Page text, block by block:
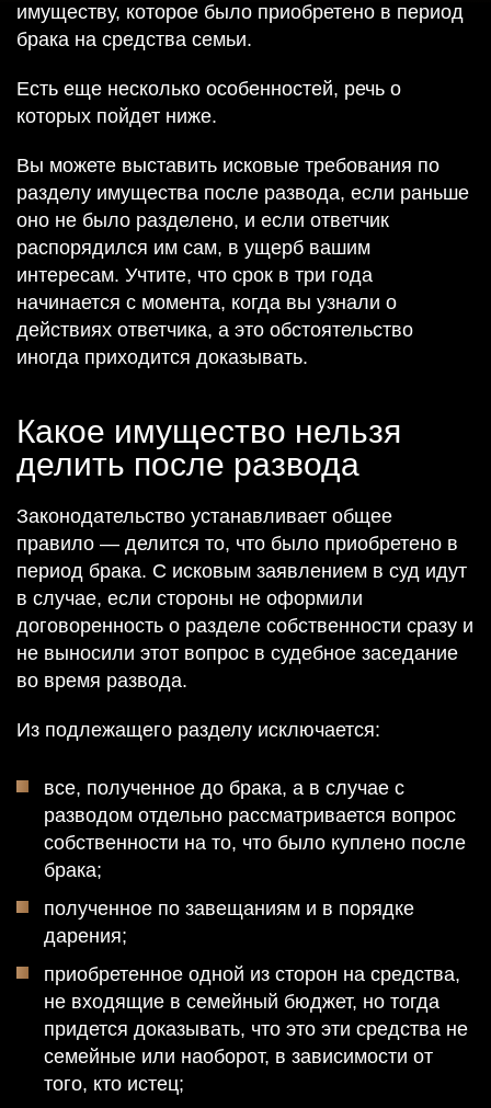
имуществу, которое было приобретено в период
брака на средства семьи.
Есть еще несколько особенностей, речь о
которых пойдет ниже.
Вы можете выставить исковые требования по
разделу имущества после развода, если раньше
оно не было разделено, и если ответчик
распорядился им сам, в ущерб вашим
интересам. Учтите, что срок в три года
начинается с момента, когда вы узнали о
действиях ответчика, а это обстоятельство
иногда приходится доказывать.
Какое имущество нельзя
делить после развода
Законодательство устанавливает общее
правило — делится то, что было приобретено в
период брака. С исковым заявлением в суд идут
в случае, если стороны не оформили
договоренность о разделе собственности сразу и
не выносили этот вопрос в судебное заседание
во время развода.
Из подлежащего разделу исключается:
все, полученное до брака, а в случае с
разводом отдельно рассматривается вопрос
собственности на то, что было куплено после
брака;
полученное по завещаниям и в порядке
дарения;
приобретенное одной из сторон на средства,
не входящие в семейный бюджет, но тогда
придется доказывать, что это эти средства не
семейные или наоборот, в зависимости от
того, кто истец;